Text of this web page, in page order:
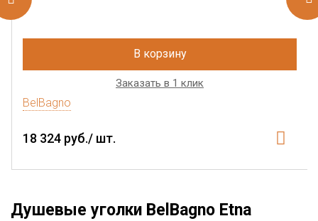
В корзину
Заказать в 1 клик
BelBagno
18 324 руб./ шт.
Душевые уголки BelBagno Etna